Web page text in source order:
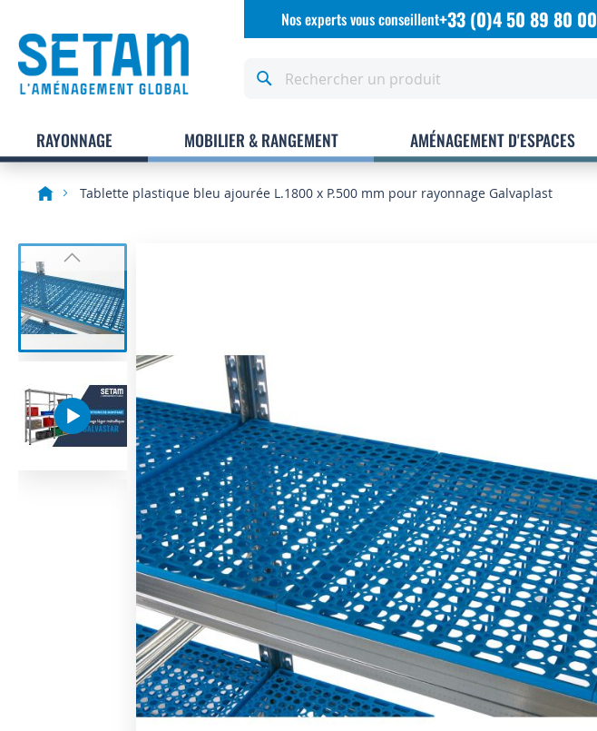
AllezNos experts vous conseillent+33 (0)4 50 89 80 00
RAYONNAGE MOBILIER & RANGEMENT AMÉNAGEMENT D'ESPACES
Tablette plastique bleu ajourée L.1800 x P.500 mm pour rayonnage Galvaplast
Skip
to
the
end
of